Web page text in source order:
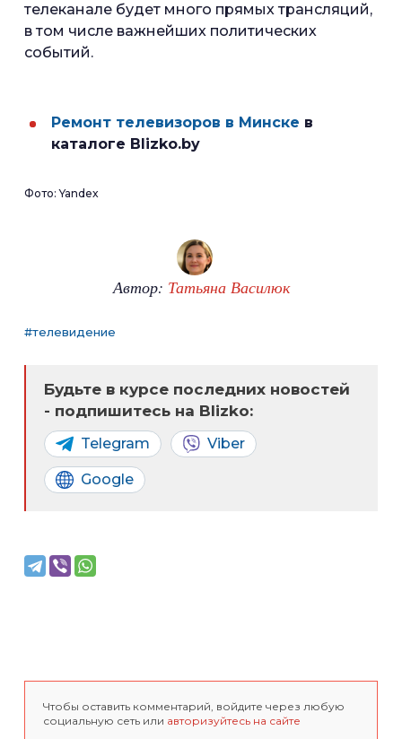
телеканале будет много прямых трансляций,
в том числе важнейших политических
событий.
Ремонт телевизоров в Минске в
каталоге Blizko.by
Фото: Yandex
Автор: Татьяна Василюк
#телевидение
Будьте в курсе последних новостей
- подпишитесь на Blizko:
Telegram Viber
Google
Чтобы оставить комментарий, войдите через любую
социальную сеть или авторизуйтесь на сайте